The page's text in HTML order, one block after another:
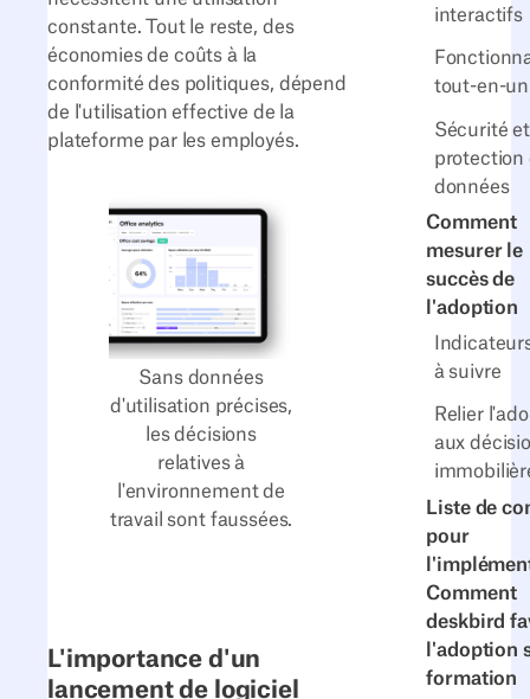
interactifs
tout-en-un
Sécurité et
protection
données
Comment
mesurer le
succès de
l'adoption
à suivre
Relier
aux
Liste de
pour
Comment
deskbird
l'adoption
formation
constante. Tout le reste, des
économies de coûts à la
conformité des politiques, dépend
de l'utilisation effective de la
plateforme par les employés.
Sans données
d'utilisation précises,
les décisions
relatives à
l'environnement de
travail sont faussées.
L'importance d'un
lancement de logiciel